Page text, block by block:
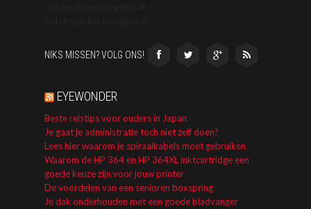
NIKS MISSEN? VOLG ONS!
EYEWONDER
Beste reistips voor ouders in Japan
Je gaat je administratie toch niet zelf doen?
Lees hier waarom je spiraalkabels moet gebruiken
Waarom de HP 364 en HP 364XL inktcartridge een
goede keuze zijn voor jouw printer
De voordelen van een senioren boxspring
Je dak onderhouden met een goede bladvanger